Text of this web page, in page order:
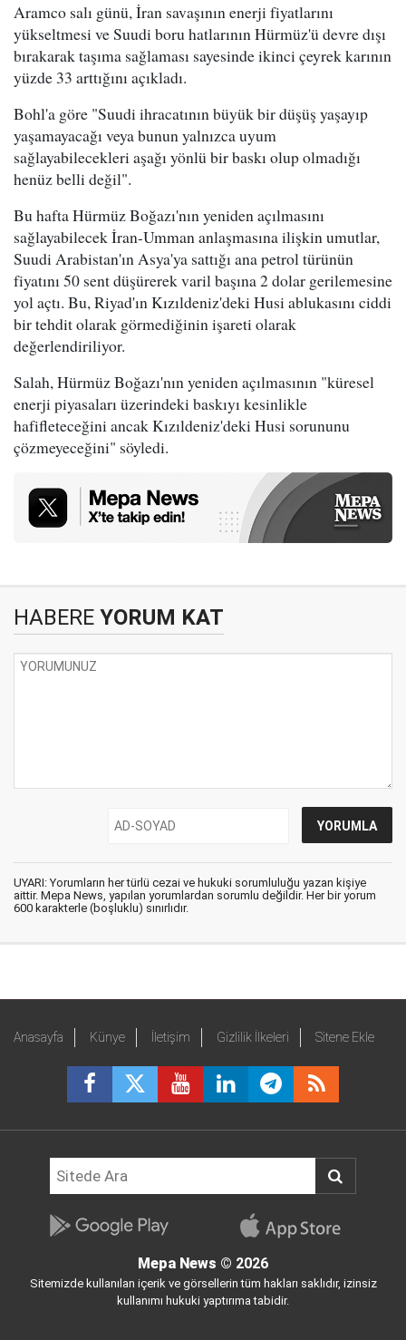
Aramco salı günü, İran savaşının enerji fiyatlarını
yükseltmesi ve Suudi boru hatlarının Hürmüz'ü devre dışı
bırakarak taşıma sağlaması sayesinde ikinci çeyrek karının
yüzde 33 arttığını açıkladı.
Bohl'a göre "Suudi ihracatının büyük bir düşüş yaşayıp
yaşamayacağı veya bunun yalnızca uyum
sağlayabilecekleri aşağı yönlü bir baskı olup olmadığı
henüz belli değil".
Bu hafta Hürmüz Boğazı'nın yeniden açılmasını
sağlayabilecek İran-Umman anlaşmasına ilişkin umutlar,
Suudi Arabistan'ın Asya'ya sattığı ana petrol türünün
fiyatını 50 sent düşürerek varil başına 2 dolar gerilemesine
yol açtı. Bu, Riyad'ın Kızıldeniz'deki Husi ablukasını ciddi
bir tehdit olarak görmediğinin işareti olarak
değerlendiriliyor.
Salah, Hürmüz Boğazı'nın yeniden açılmasının "küresel
enerji piyasaları üzerindeki baskıyı kesinlikle
hafifleteceğini ancak Kızıldeniz'deki Husi sorununu
çözmeyeceğini" söyledi.
HABERE YORUM KAT
UYARI: Yorumların her türlü cezai ve hukuki sorumluluğu yazan kişiye
aittir. Mepa News, yapılan yorumlardan sorumlu değildir. Her bir yorum
600 karakterle (boşluklu) sınırlıdır.
Anasayfa Künye İletişim Gizlilik İlkeleri Sitene Ekle
Mepa News © 2026
Sitemizde kullanılan içerik ve görsellerin tüm hakları saklıdır, izinsiz
kullanımı hukuki yaptırıma tabidir.